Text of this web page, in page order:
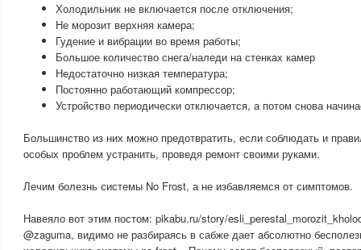
Холодильник не включается после отключения;
Не морозит верхняя камера;
Гудение и вибрации во время работы;
Большое количество снега/наледи на стенках камер
Недостаточно низкая температура;
Постоянно работающий компрессор;
Устройство периодически отключается, а потом снова
Большинство из них можно предотвратить, если соблюдать и
особых проблем устранить, проведя ремонт своими руками.
Лечим болезнь системы No Frost, а не избавляемся от симптомов.
Навеяло вот этим постом: pikabu.ru/story/
@zaguma, видимо не разбираясь в сабже дает абсолютно